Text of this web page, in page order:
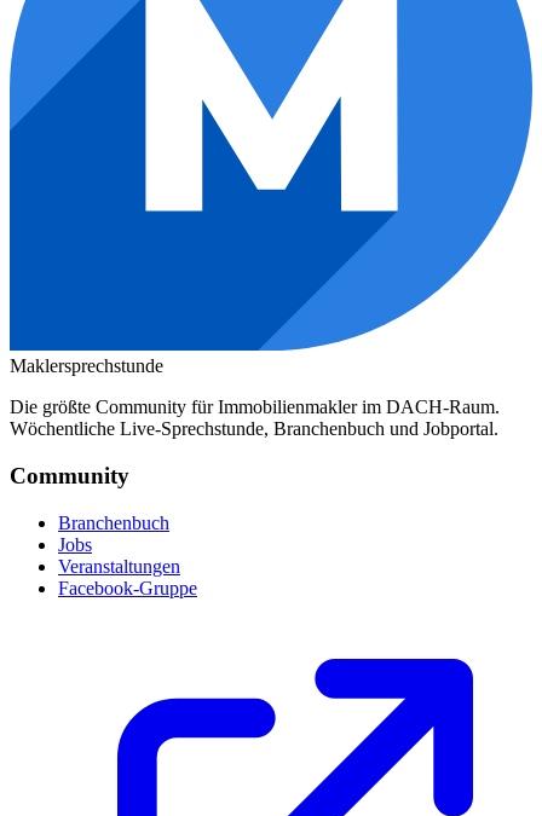
Maklersprechstunde
Die größte Community für Immobilienmakler im DACH-Raum.
Wöchentliche Live-Sprechstunde, Branchenbuch und Jobportal.
Community
Branchenbuch
Jobs
Veranstaltungen
Facebook-Gruppe